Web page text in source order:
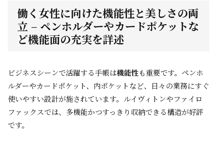
働く女性に向けた機能性と美しさの両
立 – ペンホルダーやカードポケットな
ど機能面の充実を詳述
ビジネスシーンで活躍する手帳は機能性も重要です。ペンホ
ルダーやカードポケット、内ポケットなど、日々の業務にすぐ
使いやすい設計が施されています。ルイヴィトンやファイロ
ファックスでは、多機能かつすっきり収納できる構造が好評
です。